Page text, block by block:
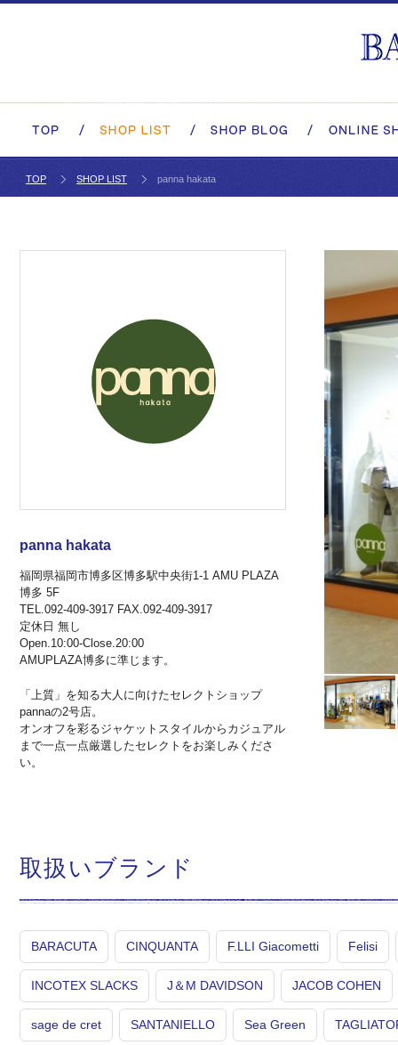
TOP SHOP LIST panna hakata
panna hakata
福岡県福岡市博多区博多駅中央街1-1 AMU PLAZA
博多 5F
TEL.092-409-3917 FAX.092-409-3917
定休日 無し
Open.10:00-Close.20:00
AMUPLAZA博多に準じます。
「上質」を知る大人に向けたセレクトショップ
pannaの2号店。
オンオフを彩るジャケットスタイルからカジュアル
まで一点一点厳選したセレクトをお楽しみくださ
い。
取扱いブランド
BARACUTA CINQUANTA F.LLI Giacometti Felisi
INCOTEX SLACKS J＆M DAVIDSON JACOB COHEN
sage de cret SANTANIELLO Sea Green